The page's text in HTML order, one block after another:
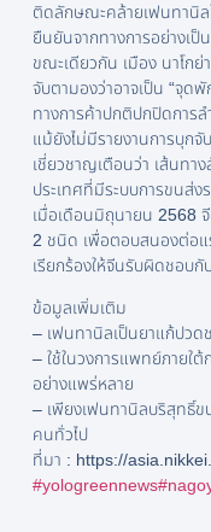
ติดลักษณะคล้ายเฟนทานิล
ยืนยันจากทางการอย่างเป็
ขณะเดียวกัน เมือง นาโก
จับตามองว่าอาจเป็น “จุด
ทางการค้าปกติปกปิดการ
แม้ยังไม่มีรายงานการบุก
เชี่ยวชาญเตือนว่า เส้นทา
ประเทศที่มีระบบการขนส่ง
เมื่อเดือนมิถุนายน 2568
2 ชนิด เพื่อตอบสนองต่อแ
เรียกร้องให้จีนรับผิดชอบ
ข้อมูลเพิ่มเติม
– เฟนทานิลเป็นยาแก้ปวด
– ใช้ในวงการแพทย์ภายใ
อย่างแพร่หลาย
– เพียงเฟนทานิลบริสุทธิ์ข
คนทั่วไป
ที่มา : https://
#yologreennews